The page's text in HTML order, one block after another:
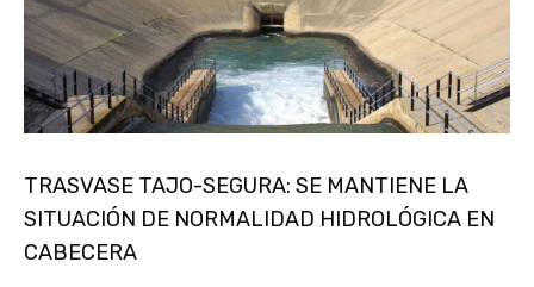
TRASVASE TAJO-SEGURA: SE MANTIENE LA
SITUACIÓN DE NORMALIDAD HIDROLÓGICA EN
CABECERA